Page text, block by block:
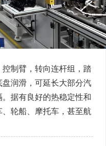
制臂，转向连杆组，踏
润滑，可延长大部分汽
据有良好的热稳定性和
轮船、摩托车，甚至航